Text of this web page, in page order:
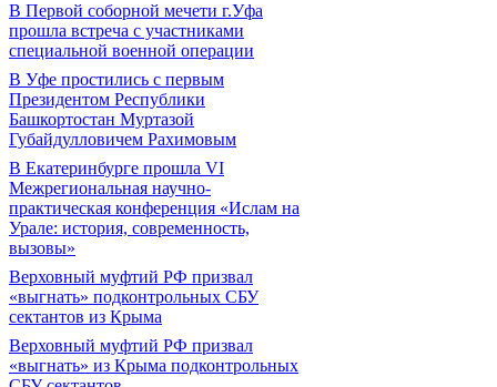
В Первой соборной мечети г.Уфа
прошла встреча с участниками
специальной военной операции
В Уфе простились с первым
Президентом Республики
Башкортостан Муртазой
Губайдулловичем Рахимовым
В Екатеринбурге прошла VI
Межрегиональная научно-
практическая конференция «Ислам на
Урале: история, современность,
вызовы»
Верховный муфтий РФ призвал
«выгнать» подконтрольных СБУ
сектантов из Крыма
Верховный муфтий РФ призвал
«выгнать» из Крыма подконтрольных